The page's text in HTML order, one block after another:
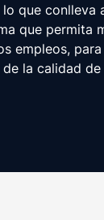
que conlleva
que permita
empleos,
la calidad de